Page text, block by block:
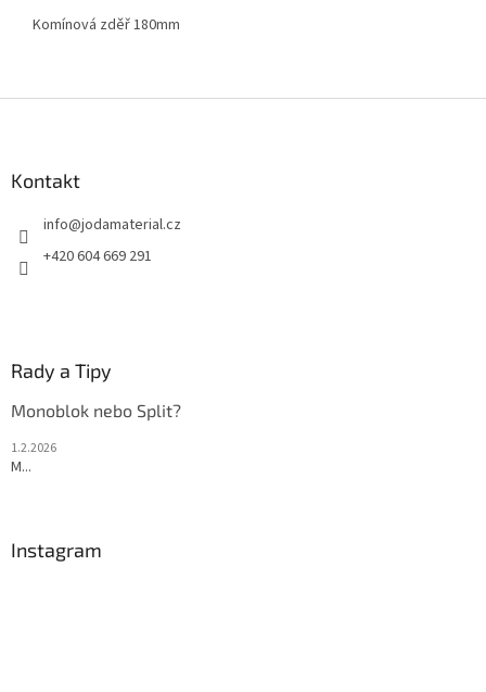
Komínová zděř 180mm
Kontakt
info@jodamaterial.cz
+420 604 669 291
Rady a Tipy
Monoblok nebo Split?
1.2.2026
M...
Instagram